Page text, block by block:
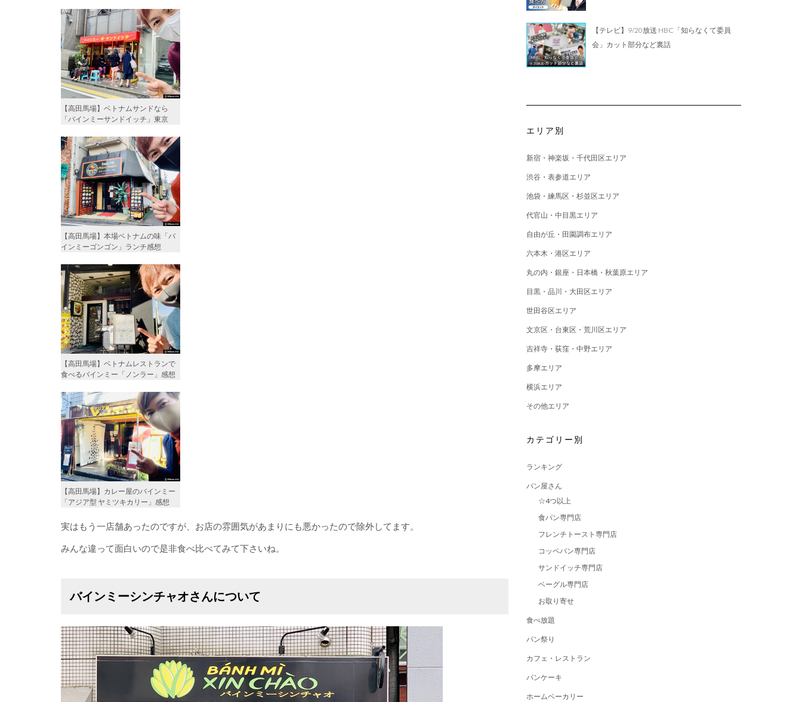
【高田馬場】ベトナムサンドなら
「バインミーサンドイッチ」東京
【高田馬場】本場ベトナムの味「バ
インミーゴンゴン」ランチ感想
【高田馬場】ベトナムレストランで
食べるバインミー「ノンラー」感想
【高田馬場】カレー屋のバインミー
「アジア型 ヤミツキカリー」感想
実はもう一店舗あったのですが、お店の雰囲気があまりにも悪かったので除外してます。
みんな違って面白いので是非食べ比べてみて下さいね。
バインミーシンチャオさんについて
【テレビ】9/20放送 HBC「知らなくて委員
会」カット部分など裏話
エリア別
新宿・神楽坂・千代田区エリア
渋谷・表参道エリア
池袋・練馬区・杉並区エリア
代官山・中目黒エリア
自由が丘・田園調布エリア
六本木・港区エリア
丸の内・銀座・日本橋・秋葉原エリア
目黒・品川・大田区エリア
世田谷区エリア
文京区・台東区・荒川区エリア
吉祥寺・荻窪・中野エリア
多摩エリア
横浜エリア
その他エリア
カテゴリー別
ランキング
パン屋さん
☆4つ以上
食パン専門店
フレンチトースト専門店
コッペパン専門店
サンドイッチ専門店
ベーグル専門店
お取り寄せ
食べ放題
パン祭り
カフェ・レストラン
パンケーキ
ホームベーカリー